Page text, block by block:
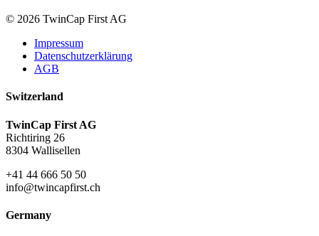
© 2026 TwinCap First AG
Impressum
Datenschutzerklärung
AGB
Switzerland
TwinCap First AG
Richtiring 26
8304 Wallisellen
+41 44 666 50 50
info@twincapfirst.ch
Germany